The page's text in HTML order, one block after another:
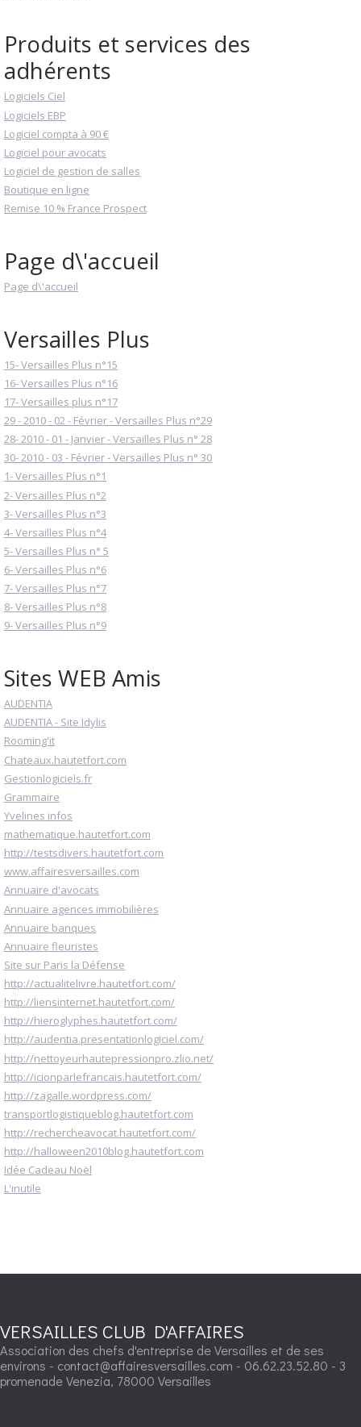
Produits et services des
adhérents
Logiciels Ciel
Logiciels EBP
Logiciel compta à 90 €
Logiciel pour avocats
Logiciel de gestion de salles
Boutique en ligne
Remise 10 % France Prospect
Page d\'accueil
Page d\'accueil
Versailles Plus
15- Versailles Plus n°15
16- Versailles Plus n°16
17- Versailles plus n°17
29 - 2010 - 02 - Février - Versailles Plus n°29
28- 2010 - 01 - Janvier - Versailles Plus n° 28
30- 2010 - 03 - Février - Versailles Plus n° 30
1- Versailles Plus n°1
2- Versailles Plus n°2
3- Versailles Plus n°3
4- Versailles Plus n°4
5- Versailles Plus n° 5
6- Versailles Plus n°6
7- Versailles Plus n°7
8- Versailles Plus n°8
9- Versailles Plus n°9
Sites WEB Amis
AUDENTIA
AUDENTIA - Site Idylis
Rooming'it
Chateaux.hautetfort.com
Gestionlogiciels.fr
Grammaire
Yvelines infos
mathematique.hautetfort.com
http://testsdivers.hautetfort.com
www.affairesversailles.com
Annuaire d'avocats
Annuaire agences immobilières
Annuaire banques
Annuaire fleuristes
Site sur Paris la Défense
http://actualitelivre.hautetfort.com/
http://liensinternet.hautetfort.com/
http://hieroglyphes.hautetfort.com/
http://audentia.presentationlogiciel.com/
http://nettoyeurhautepressionpro.zlio.net/
http://icionparlefrancais.hautetfort.com/
http://zagalle.wordpress.com/
transportlogistiqueblog.hautetfort.com
http://rechercheavocat.hautetfort.com/
http://halloween2010blog.hautetfort.com
Idée Cadeau Noël
L'inutile
VERSAILLES CLUB D'AFFAIRES
Association des chefs d'entreprise de Versailles et de ses
environs - contact@affairesversailles.com - 06.62.23.52.80 - 3
promenade Venezia, 78000 Versailles